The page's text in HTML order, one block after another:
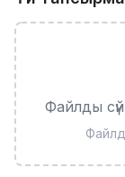
Файлды